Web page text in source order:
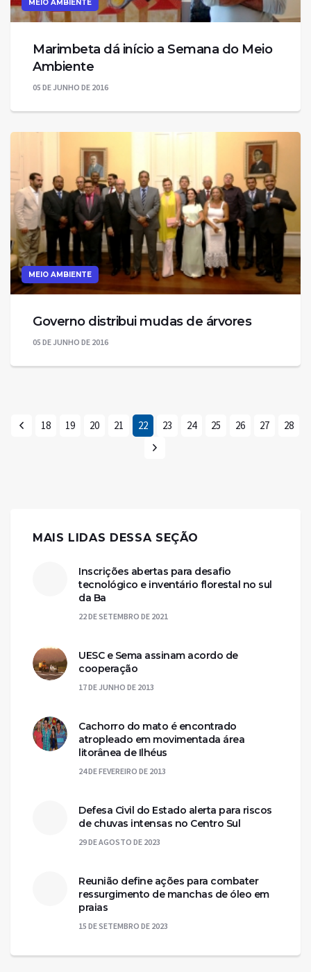
MEIO AMBIENTE
Marimbeta dá início a Semana do Meio
Ambiente
05 DE JUNHO DE 2016
MEIO AMBIENTE
Governo distribui mudas de árvores
05 DE JUNHO DE 2016
18 19 20 21 22 23 24 25 26 27 28
MAIS LIDAS DESSA SEÇÃO
Inscrições abertas para desafio
tecnológico e inventário florestal no sul
da Ba
22 DE SETEMBRO DE 2021
UESC e Sema assinam acordo de
cooperação
17 DE JUNHO DE 2013
Cachorro do mato é encontrado
atropleado em movimentada área
litorânea de Ilhéus
24 DE FEVEREIRO DE 2013
Defesa Civil do Estado alerta para riscos
de chuvas intensas no Centro Sul
29 DE AGOSTO DE 2023
Reunião define ações para combater
ressurgimento de manchas de óleo em
praias
15 DE SETEMBRO DE 2023